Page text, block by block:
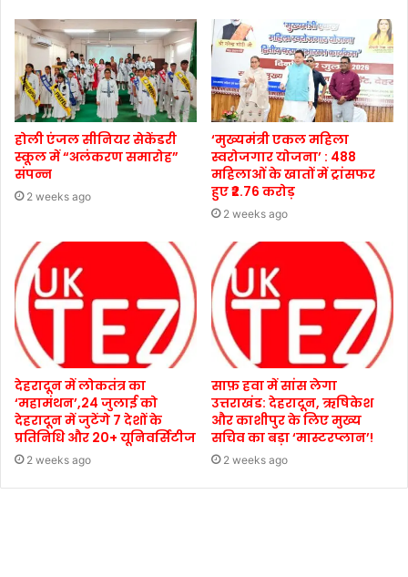
होली एंजल सीनियर सेकेंडरी
स्कूल में “अलंकरण समारोह”
संपन्न
2 weeks ago
‘मुख्यमंत्री एकल महिला
स्वरोजगार योजना’ : 488
महिलाओं के खातों में ट्रांसफर
हुए ₹2.76 करोड़
2 weeks ago
देहरादून में लोकतंत्र का
‘महामंथन’,24 जुलाई को
देहरादून में जुटेंगे 7 देशों के
प्रतिनिधि और 20+ यूनिवर्सिटीज
2 weeks ago
साफ़ हवा में सांस लेगा
उत्तराखंड: देहरादून, ऋषिकेश
और काशीपुर के लिए मुख्य
सचिव का बड़ा ‘मास्टरप्लान’!
2 weeks ago